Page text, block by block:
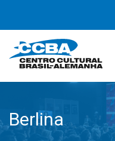
Berlina